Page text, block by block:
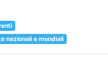
nazionali e mondiali